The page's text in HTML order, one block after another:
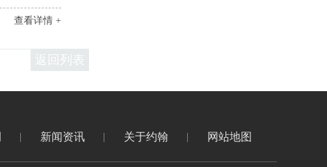
查看详情 +
返回列表
新闻资讯 关于约翰 网站地图